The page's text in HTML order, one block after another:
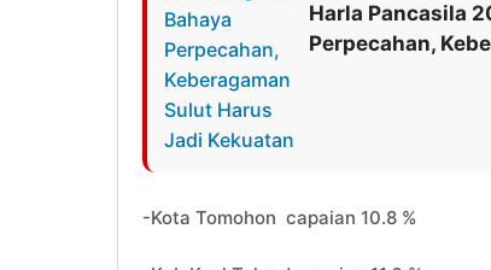
Harla Pancasila
Perpecahan,
-Kota Tomohon capaian 10.8 %